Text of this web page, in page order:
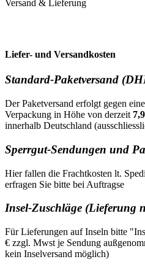
Versand & Lieferung
Liefer- und Versandkosten
Standard-Paketversand
Der Paketversand erfolgt gegen
Verpackung in Höhe von derzeit
innerhalb Deutschland
Sperrgut-Sendungen und
Hier fallen die Frachtkosten lt.
erfragen Sie bitte bei Auftragse
Insel-Zuschläge (Lieferung
Für Lieferungen auf Inseln bitte
€ zzgl. Mwst je Sendung
kein Inselversand möglich)